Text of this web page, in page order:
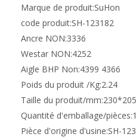
Marque de produit:SuHon
code produit:SH-123182
Ancre NON:3336
Westar NON:4252
Aigle BHP Non:4399 4366
Poids du produit /Kg:2.24
Taille du produit/mm:
Quantité d'emballage/pièces:
Pièce d'origine d'usine:SH-